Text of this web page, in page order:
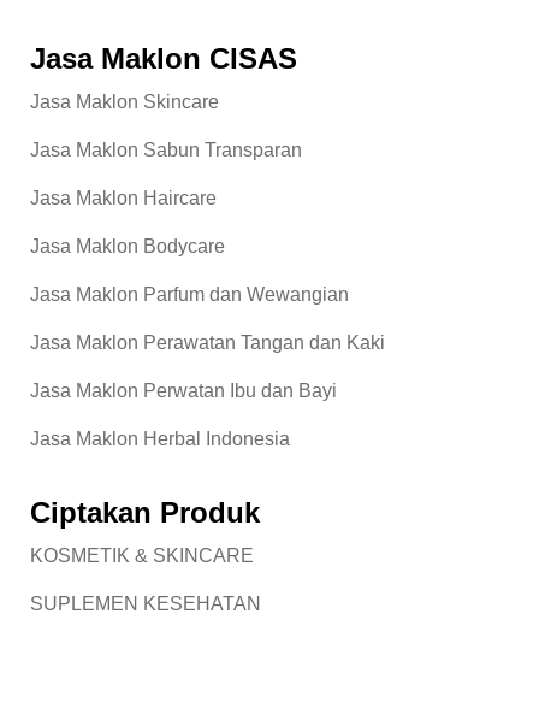
Jasa Maklon CISAS
Jasa Maklon Skincare
Jasa Maklon Sabun Transparan
Jasa Maklon Haircare
Jasa Maklon Bodycare
Jasa Maklon Parfum dan Wewangian
Jasa Maklon Perawatan Tangan dan Kaki
Jasa Maklon Perwatan Ibu dan Bayi
Jasa Maklon Herbal Indonesia
Ciptakan Produk
KOSMETIK & SKINCARE
SUPLEMEN KESEHATAN